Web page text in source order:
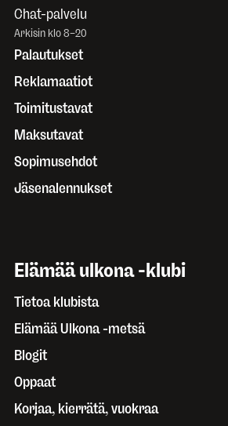
Chat-palvelu
Arkisin klo 8–20
Palautukset
Reklamaatiot
Toimitustavat
Maksutavat
Sopimusehdot
Jäsenalennukset
Elämää ulkona -klubi
Tietoa klubista
Elämää Ulkona -metsä
Blogit
Oppaat
Korjaa, kierrätä, vuokraa